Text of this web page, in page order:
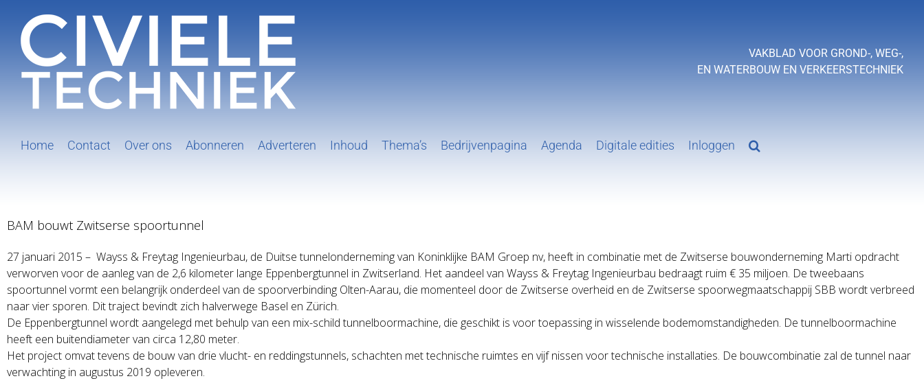
inhoud
VAKBLAD VOOR GROND-, WEG-,
EN WATERBOUW EN VERKEERSTECHNIEK
Home Contact Over ons Abonneren Adverteren Inhoud Thema’s Bedrijvenpagina Agenda Digitale edities Inloggen
BAM bouwt Zwitserse spoortunnel
27 januari 2015 – Wayss & Freytag Ingenieurbau, de Duitse tunnelonderneming van Koninklijke BAM Groep nv, heeft in combinatie met de Zwitserse bouwonderneming Marti opdracht
verworven voor de aanleg van de 2,6 kilometer lange Eppenbergtunnel in Zwitserland. Het aandeel van Wayss & Freytag Ingenieurbau bedraagt ruim € 35 miljoen. De tweebaans
spoortunnel vormt een belangrijk onderdeel van de spoorverbinding Olten-Aarau, die momenteel door de Zwitserse overheid en de Zwitserse spoorwegmaatschappij SBB wordt verbreed
naar vier sporen. Dit traject bevindt zich halverwege Basel en Zürich.
De Eppenbergtunnel wordt aangelegd met behulp van een mix-schild tunnelboormachine, die geschikt is voor toepassing in wisselende bodemomstandigheden. De tunnelboormachine
heeft een buitendiameter van circa 12,80 meter.
Het project omvat tevens de bouw van drie vlucht- en reddingstunnels, schachten met technische ruimtes en vijf nissen voor technische installaties. De bouwcombinatie zal de tunnel naar
verwachting in augustus 2019 opleveren.